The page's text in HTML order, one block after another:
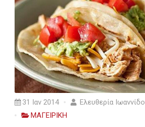
31 Ιαν 2014
Ελευθερία
ΜΑΓΕΙΡΙΚΗ